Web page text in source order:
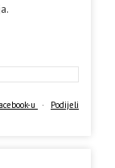
u · Podijeli